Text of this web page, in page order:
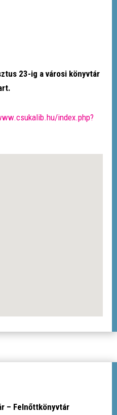
23-ig a városi könyvtár
index.php?
– Felnőttkönyvtár